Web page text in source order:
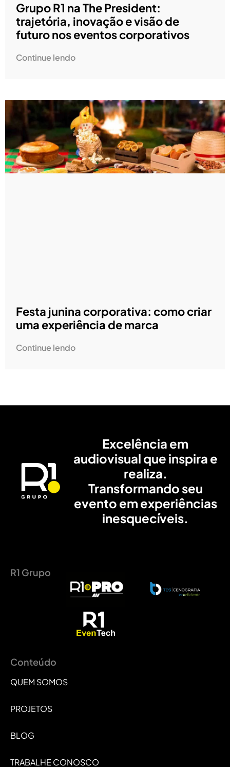
Grupo R1 na The President:
trajetória, inovação e visão de
futuro nos eventos corporativos
Continue lendo
Festa junina corporativa: como criar
uma experiência de marca
Continue lendo
Excelência em
audiovisual que inspira e
realiza.
Transformando seu
evento em experiências
inesquecíveis.
R1 Grupo
Conteúdo
QUEM SOMOS
PROJETOS
BLOG
TRABALHE CONOSCO